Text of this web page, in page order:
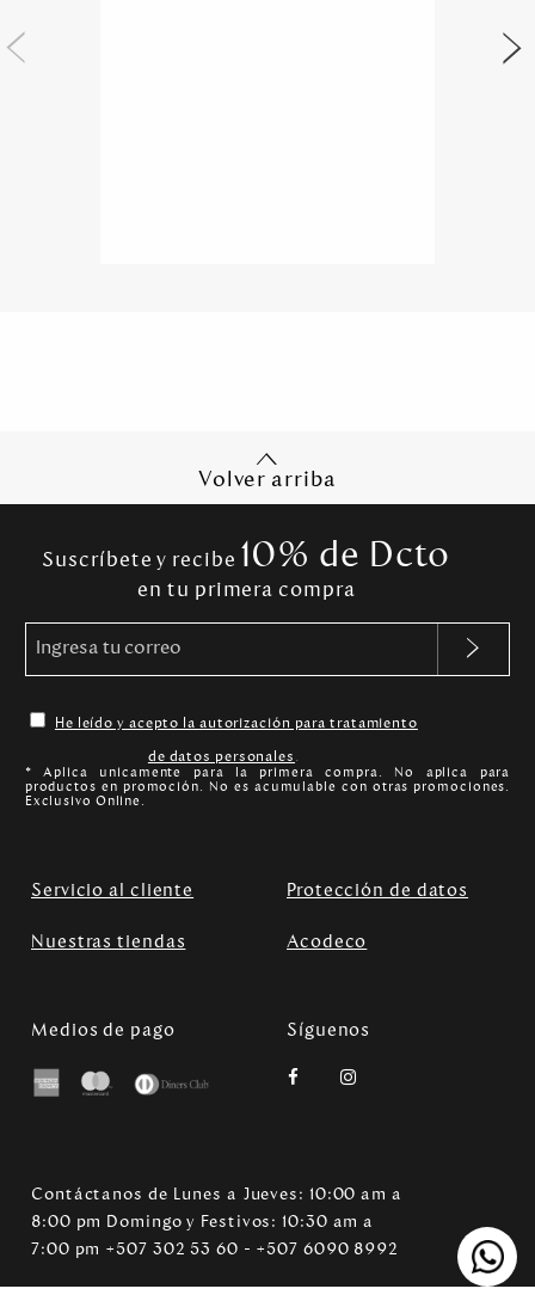
Volver arriba
Suscríbete y recibe 10% de Dcto
en tu primera compra
He leído y acepto la autorización para tratamiento
de datos personales.
* Aplica unicamente para la primera compra. No aplica para
productos en promoción. No es acumulable con otras promociones.
Exclusivo Online.
Servicio al cliente Protección de datos
Nuestras tiendas Acodeco
Medios de pago Síguenos
Contáctanos de Lunes a Jueves: 10:00 am a
8:00 pm Domingo y Festivos: 10:30 am a
7:00 pm +507 302 53 60 - +507 6090 8992